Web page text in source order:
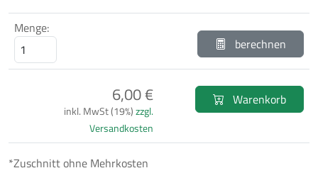
Menge:
berechnen
6,00 €
inkl. MwSt (19%)zzgl.
Versandkosten
Warenkorb
*Zuschnitt ohne Mehrkosten